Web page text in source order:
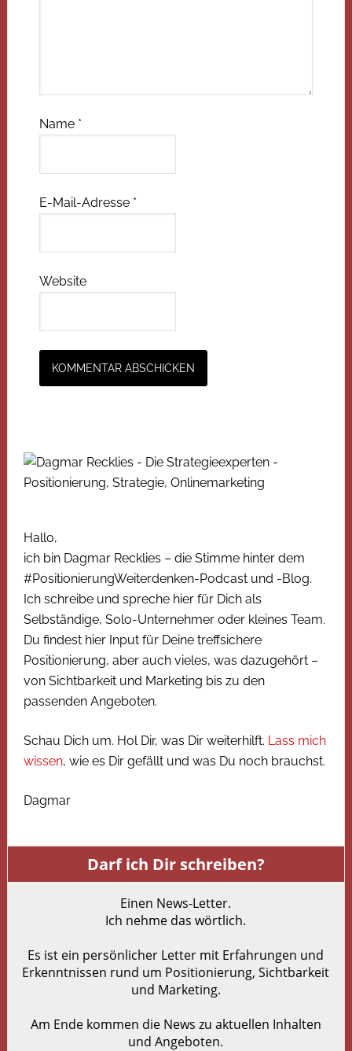
Name *
E-Mail-Adresse *
Website
Hallo,
ich bin Dagmar Recklies – die Stimme hinter dem
#PositionierungWeiterdenken-Podcast und -Blog.
Ich schreibe und spreche hier für Dich als
Selbständige, Solo-Unternehmer oder kleines Team.
Du findest hier Input für Deine treffsichere
Positionierung, aber auch vieles, was dazugehört –
von Sichtbarkeit und Marketing bis zu den
passenden Angeboten.
Schau Dich um. Hol Dir, was Dir weiterhilft. Lass mich
wissen, wie es Dir gefällt und was Du noch brauchst.
Dagmar
Darf ich Dir schreiben?
Einen News-Letter.
Ich nehme das wörtlich.
Es ist ein persönlicher Letter mit Erfahrungen und
Erkenntnissen rund um Positionierung, Sichtbarkeit
und Marketing.
Am Ende kommen die News zu aktuellen Inhalten
und Angeboten.